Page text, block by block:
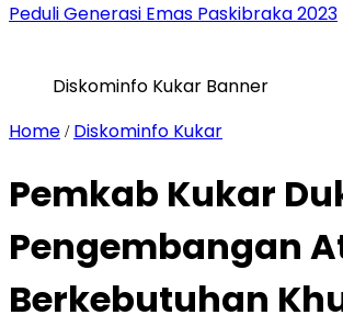
Peduli Generasi Emas Paskibraka 2023
Diskominfo Kukar Banner
Home / Diskominfo Kukar
Pemkab Kukar
Pengembangan
Berkebutuhan